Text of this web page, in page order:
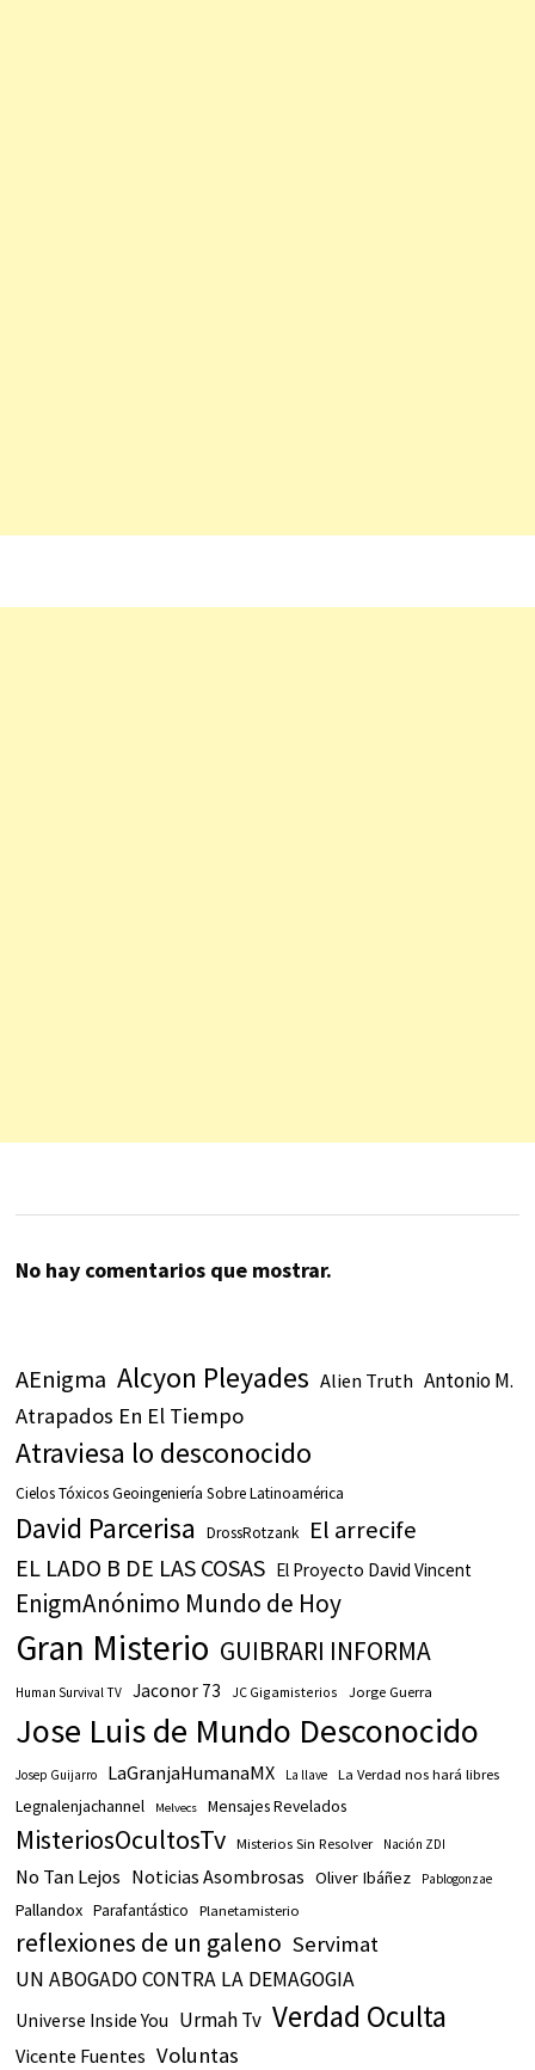
No hay comentarios que mostrar.
AEnigma Alcyon Pleyades Alien Truth Antonio M.
Atrapados En El Tiempo
Atraviesa lo desconocido
Cielos Tóxicos Geoingeniería Sobre Latinoamérica
David Parcerisa DrossRotzank El arrecife
EL LADO B DE LAS COSAS El Proyecto David Vincent
EnigmAnónimo Mundo de Hoy
Gran Misterio GUIBRARI INFORMA
Human Survival TV Jaconor 73 JC Gigamisterios Jorge Guerra
Jose Luis de Mundo Desconocido
Josep Guijarro LaGranjaHumanaMX La llave La Verdad nos hará libres
Legnalenjachannel Melvecs Mensajes Revelados
MisteriosOcultosTv Misterios Sin Resolver Nación ZDI
No Tan Lejos Noticias Asombrosas Oliver Ibáñez Pablogonzae
Pallandox Parafantástico Planetamisterio
reflexiones de un galeno Servimat
UN ABOGADO CONTRA LA DEMAGOGIA
Universe Inside You Urmah Tv Verdad Oculta
Vicente Fuentes Voluntas